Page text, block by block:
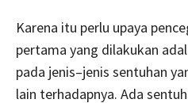
Karena itu perlu upaya
pertama yang dilakukan
pada jenis–jenis sentuhan
lain terhadapnya. Ada